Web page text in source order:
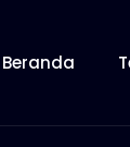
Beranda